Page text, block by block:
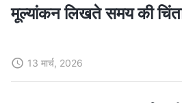
मूल्यांकन लिखते समय की
13 मार्च, 2026